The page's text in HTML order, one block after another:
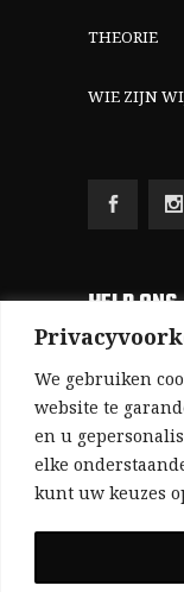
We gebruiken
website te
en u
elke
kunt uw keuzes
THEORIE
WIE ZIJN
HELP ONS
Aangezien
(zonder
advertenties
voor de
afhankelijk